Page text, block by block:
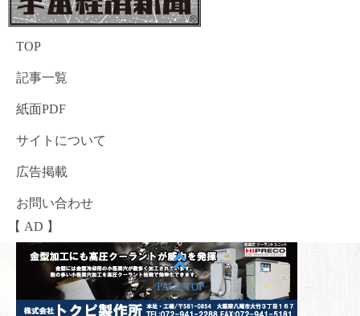
TOP
記事一覧
紙面PDF
サイトについて
広告掲載
お問い合わせ
【 AD 】